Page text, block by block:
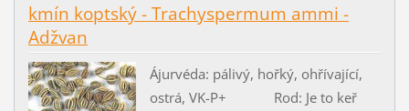
kmín koptský - Trachyspermum ammi -
Adžvan
Ájurvéda: pálivý, hořký, ohřívající,
ostrá, VK-P+ Rod: Je to keř